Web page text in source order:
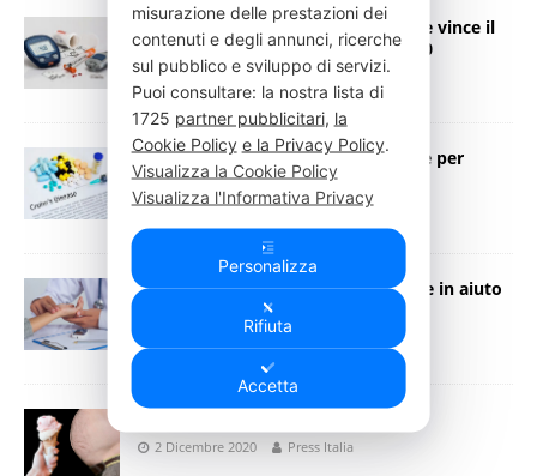
Diabete: micropump senza catetere vince il
premio Innovation of the Year 2020
15 Dicembre 2020 Press Italia
Progressi rivoluzionari nelle terapie per
Malattia di Crohn e Colite Ulcerosa
5 Dicembre 2020 Press Italia
Covid: la soluzione di salute digitale in aiuto
alle persone con diabete
4 Dicembre 2020 Press Italia
2 Dicembre 2020 Press Italia
misurazione delle prestazioni dei
contenuti e degli annunci, ricerche
sul pubblico e sviluppo di servizi.
Puoi consultare: la nostra lista di
1725 partner pubblicitari, la
Cookie Policy e la Privacy Policy.
Visualizza la Cookie Policy
Visualizza l'Informativa Privacy
Personalizza
Rifiuta
Accetta